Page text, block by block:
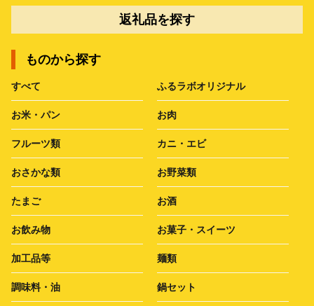
返礼品を探す
ものから探す
すべて ふるラボオリジナル
お米・パン お肉
フルーツ類 カニ・エビ
おさかな類 お野菜類
たまご お酒
お飲み物 お菓子・スイーツ
加工品等 麺類
調味料・油 鍋セット